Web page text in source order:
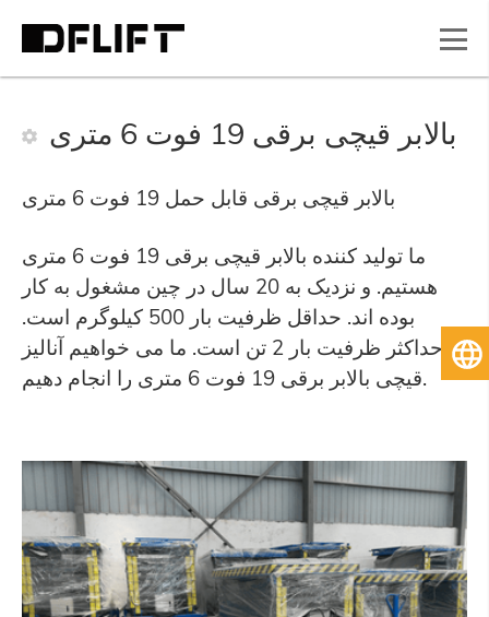
بالابر قیچی برقی 19 فوت 6 متری
بالابر قیچی برقی قابل حمل 19 فوت 6 متری
ما تولید کننده بالابر قیچی برقی 19 فوت 6 متری
هستیم. و نزدیک به 20 سال در چین مشغول به کار
بوده اند. حداقل ظرفیت بار 500 کیلوگرم است.
حداکثر ظرفیت بار 2 تن است. ما می خواهیم آنالیز
قیچی بالابر برقی 19 فوت 6 متری را انجام دهیم.